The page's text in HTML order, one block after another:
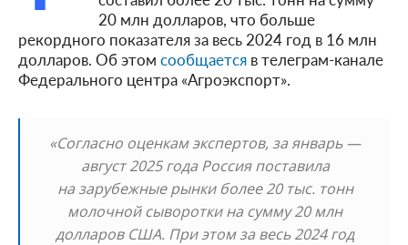
20 млн долларов, что больше
рекордного показателя за весь 2024 год в 16 млн
долларов. Об этом сообщается в телеграм-канале
Федерального центра «Агроэкспорт».
«Согласно оценкам экспертов, за январь —
август 2025 года Россия поставила
на зарубежные рынки более 20 тыс. тонн
молочной сыворотки на сумму 20 млн
долларов США. При этом за весь 2024 год